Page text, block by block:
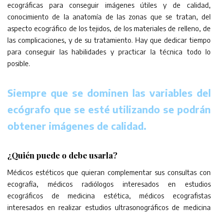
ecográficas para conseguir imágenes útiles y de calidad,
conocimiento de la anatomía de las zonas que se tratan, del
aspecto ecográfico de los tejidos, de los materiales de relleno, de
las complicaciones, y de su tratamiento. Hay que dedicar tiempo
para conseguir las habilidades y practicar la técnica todo lo
posible.
Siempre que se dominen las variables del
ecógrafo que se esté utilizando se podrán
obtener imágenes de calidad.
¿Quién puede o debe usarla?
Médicos estéticos que quieran complementar sus consultas con
ecografía, médicos radiólogos interesados en estudios
ecográficos de medicina estética, médicos ecografistas
interesados en realizar estudios ultrasonográficos de medicina